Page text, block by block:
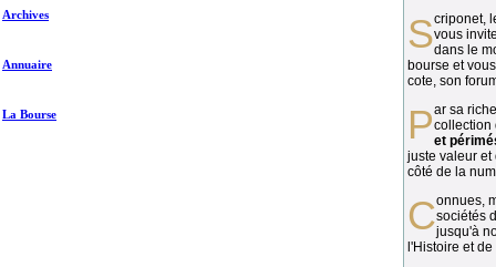
Archives
Annuaire
La Bourse
vous
dans le
bourse et
cote, son
Par sa richesse et sa diversité, lacollection
et
juste valeur et
côté de la
Connues, méconnues, ou inconnues, lessociétés
jusqu'à
l'Histoire et